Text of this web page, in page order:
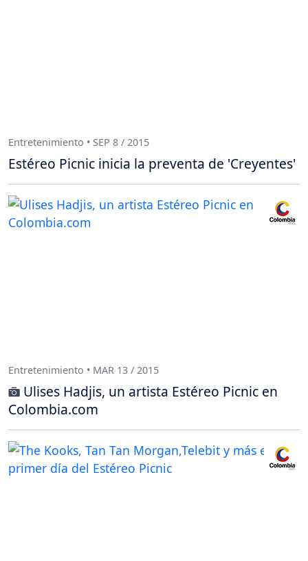
Entretenimiento • SEP 8 / 2015
Estéreo Picnic inicia la preventa de 'Creyentes'
Entretenimiento • MAR 13 / 2015
Ulises Hadjis, un artista Estéreo Picnic en
Colombia.com